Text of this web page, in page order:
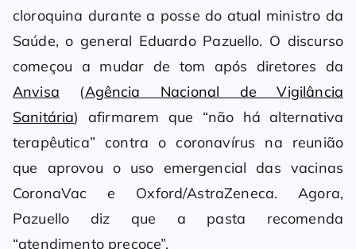
cloroquina durante a posse do atual ministro da
Saúde, o general Eduardo Pazuello. O discurso
começou a mudar de tom após diretores da
Anvisa (Agência Nacional de Vigilância
Sanitária) afirmarem que “não há alternativa
terapêutica” contra o coronavírus na reunião
que aprovou o uso emergencial das vacinas
CoronaVac e Oxford/AstraZeneca. Agora,
Pazuello diz que a pasta recomenda
“atendimento precoce”.